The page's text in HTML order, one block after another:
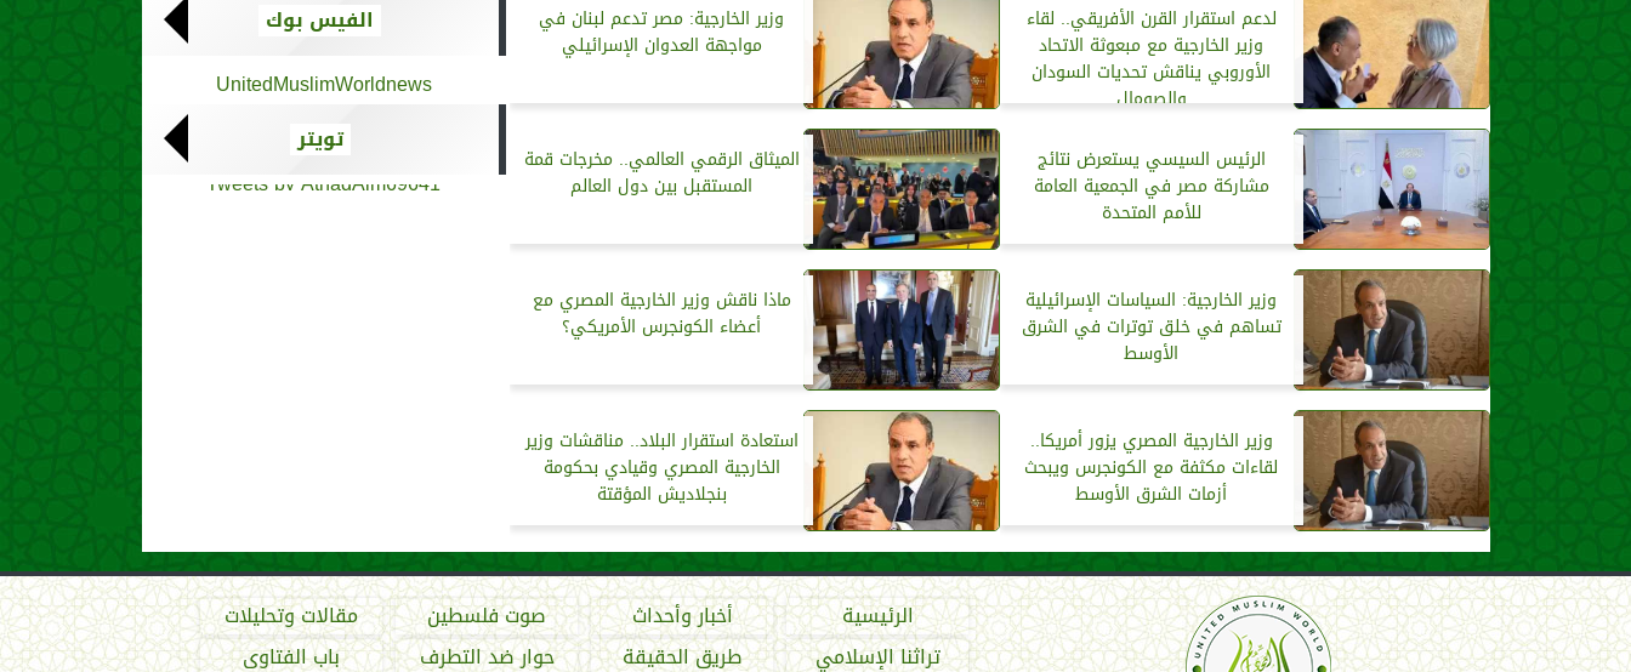
لدعم استقرار القرن الأفريقي.. لقاء
وزير الخارجية مع مبعوثة الاتحاد
الأوروبي يناقش تحديات السودان
والصومال
وزير الخارجية: مصر تدعم لبنان في
مواجهة العدوان الإسرائيلي
الرئيس السيسي يستعرض نتائج
مشاركة مصر في الجمعية العامة
للأمم المتحدة
الميثاق الرقمي العالمي.. مخرجات قمة
المستقبل بين دول العالم
وزير الخارجية: السياسات الإسرائيلية
تساهم في خلق توترات في الشرق
الأوسط
ماذا ناقش وزير الخارجية المصري مع
أعضاء الكونجرس الأمريكي؟
وزير الخارجية المصري يزور أمريكا..
لقاءات مكثفة مع الكونجرس ويبحث
أزمات الشرق الأوسط
استعادة استقرار البلاد.. مناقشات وزير
الخارجية المصري وقيادي بحكومة
بنجلاديش المؤقتة
الفيس بوك
UnitedMuslimWorldnews
تويتر
Tweets by AthadAlm69641
الرئيسية أخبار وأحداث صوت فلسطين
مقالات وتحليلات
تراثنا الإسلامي
طريق الحقيقة حوار ضد التطرف باب الفتاوى